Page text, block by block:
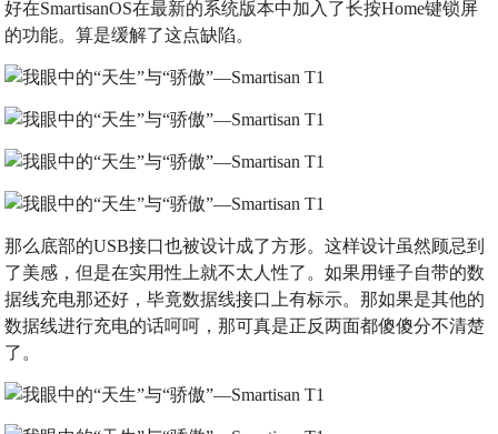
好在SmartisanOS在最新的系统版本中加入了长按Home键锁屏
的功能。算是缓解了这点缺陷。
那么底部的USB接口也被设计成了方形。这样设计虽然顾忌到
了美感，但是在实用性上就不太人性了。如果用锤子自带的数
据线充电那还好，毕竟数据线接口上有标示。那如果是其他的
数据线进行充电的话呵呵，那可真是正反两面都傻傻分不清楚
了。